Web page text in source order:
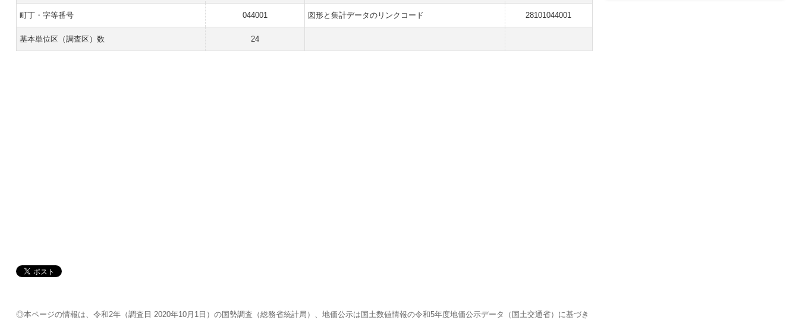
町丁・字等番号 044001 図形と集計データのリンクコード 28101044001
基本単位区（調査区）数 24
◎本ページの情報は、令和2年（調査日 2020年10月1日）の国勢調査（総務省統計局）、地価公示は国土数値情報の令和5年度地価公示データ（国土交通省）に基づき